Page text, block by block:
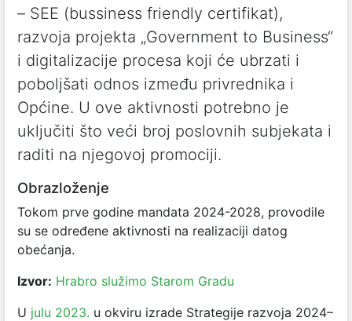
– SEE (bussiness friendly certifikat),
razvoja projekta „Government to Business“
i digitalizacije procesa koji će ubrzati i
poboljšati odnos između privrednika i
Općine. U ove aktivnosti potrebno je
uključiti što veći broj poslovnih subjekata i
raditi na njegovoj promociji.
Obrazloženje
Tokom prve godine mandata 2024-2028, provodile
su se određene aktivnosti na realizaciji datog
obećanja.
Izvor: Hrabro služimo Starom Gradu
U julu 2023. u okviru izrade Strategije razvoja 2024–